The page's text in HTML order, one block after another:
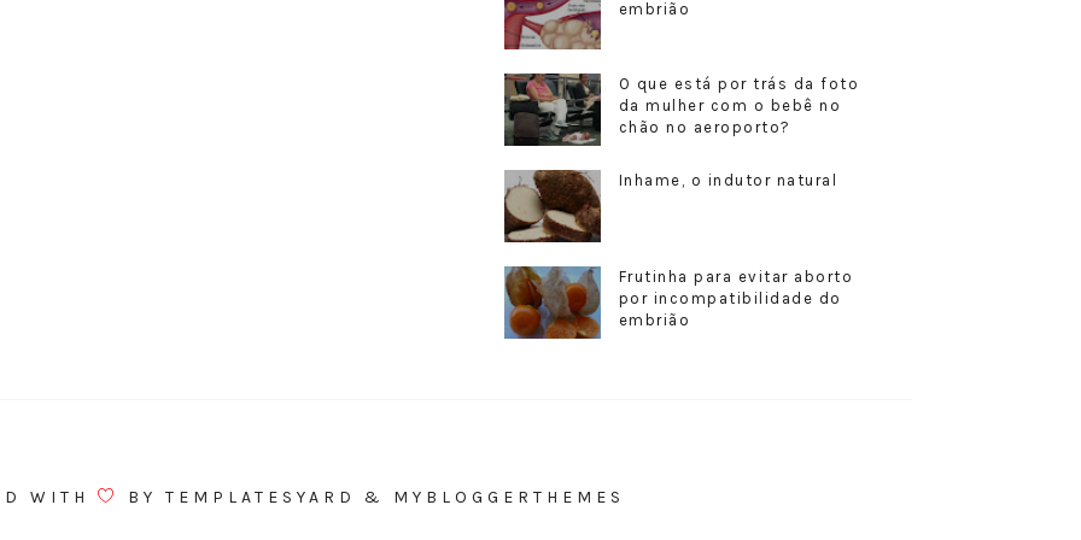
embrião
O que está por trás da foto
da mulher com o bebê no
chão no aeroporto?
Inhame, o indutor natural
Frutinha para evitar aborto
por incompatibilidade do
embrião
WITH BY TEMPLATESYARD & MYBLOGGERTHEMES